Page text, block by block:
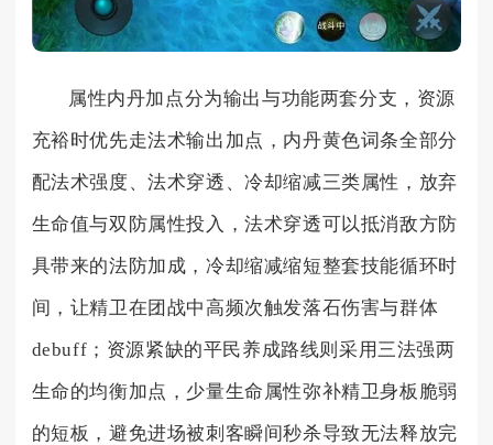
属性内丹加点分为输出与功能两套分支，资源
充裕时优先走法术输出加点，内丹黄色词条全部分
配法术强度、法术穿透、冷却缩减三类属性，放弃
生命值与双防属性投入，法术穿透可以抵消敌方防
具带来的法防加成，冷却缩减缩短整套技能循环时
间，让精卫在团战中高频次触发落石伤害与群体
debuff；资源紧缺的平民养成路线则采用三法强两
生命的均衡加点，少量生命属性弥补精卫身板脆弱
的短板，避免进场被刺客瞬间秒杀导致无法释放完